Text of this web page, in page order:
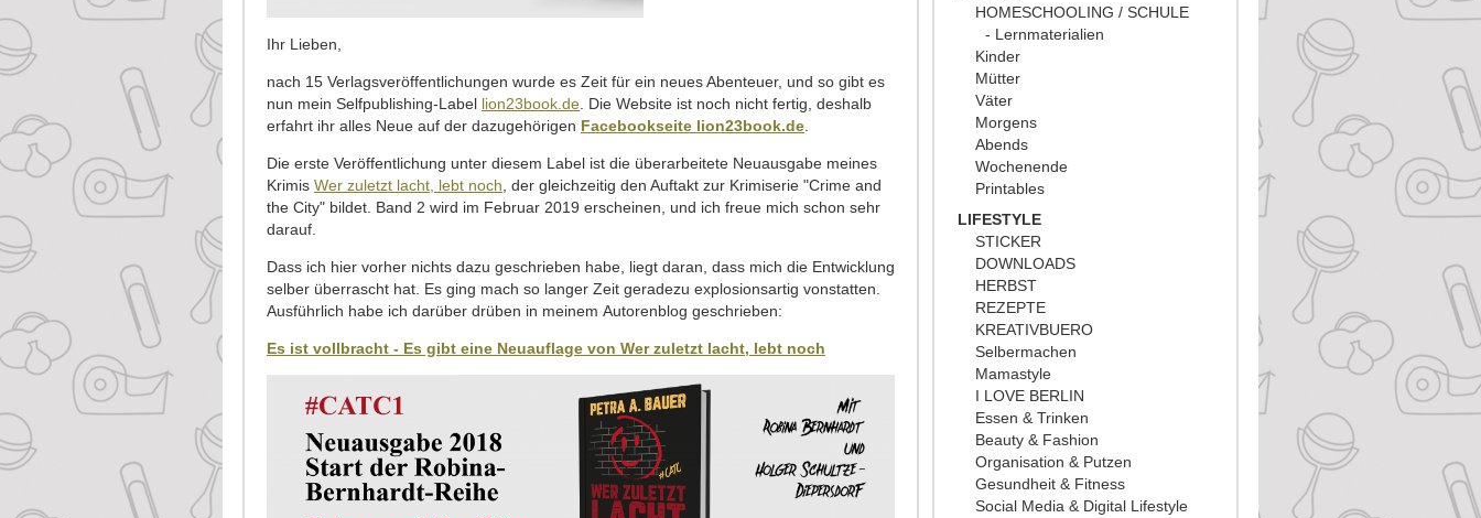
HOMESCHOOLING / SCHULE
Lernmaterialien
Kinder
Mütter
Väter
Morgens
Abends
Wochenende
Printables
LIFESTYLE
STICKER
DOWNLOADS
HERBST
REZEPTE
KREATIVBUERO
Selbermachen
Mamastyle
I LOVE BERLIN
Essen & Trinken
Beauty & Fashion
Organisation & Putzen
Gesundheit & Fitness
Social Media & Digital Lifestyle
Ihr Lieben,
nach 15 Verlagsveröffentlichungen wurde es Zeit für ein neues Abenteuer, und so gibt es
nun mein Selfpublishing-Label lion23book.de. Die Website ist noch nicht fertig, deshalb
erfahrt ihr alles Neue auf der dazugehörigen Facebookseite lion23book.de.
Die erste Veröffentlichung unter diesem Label ist die überarbeitete Neuausgabe meines
Krimis Wer zuletzt lacht, lebt noch, der gleichzeitig den Auftakt zur Krimiserie "Crime and
the City" bildet. Band 2 wird im Februar 2019 erscheinen, und ich freue mich schon sehr
darauf.
Dass ich hier vorher nichts dazu geschrieben habe, liegt daran, dass mich die Entwicklung
selber überrascht hat. Es ging mach so langer Zeit geradezu explosionsartig vonstatten.
Ausführlich habe ich darüber drüben in meinem Autorenblog geschrieben:
Es ist vollbracht - Es gibt eine Neuauflage von Wer zuletzt lacht, lebt noch